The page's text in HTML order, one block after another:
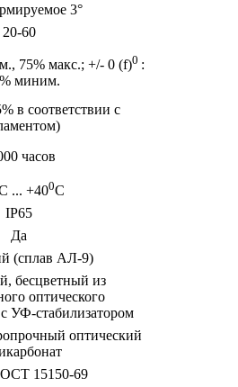
3°
20-60
75% макс.; +/- 0 (f)0 :
миним.
в соответствии с
часов
... +400С
IP65
Да
(сплав АЛ-9)
бесцветный из
оптического
УФ-стабилизатором
оптический
15150-69